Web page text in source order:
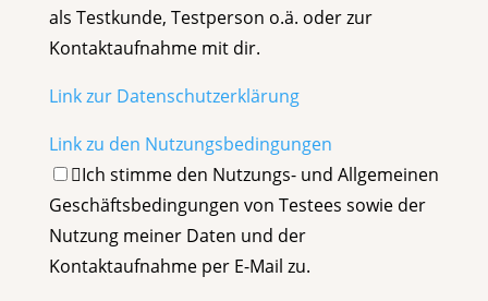
als Testkunde, Testperson o.ä. oder zur
Kontaktaufnahme mit dir.
Link zur Datenschutzerklärung
Link zu den Nutzungsbedingungen
Ich stimme den Nutzungs- und Allgemeinen
Geschäftsbedingungen von Testees sowie der
Nutzung meiner Daten und der
Kontaktaufnahme per E-Mail zu.